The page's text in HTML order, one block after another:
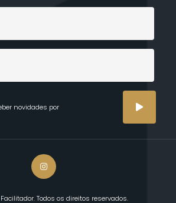
novidades por
Todos os direitos reservados.